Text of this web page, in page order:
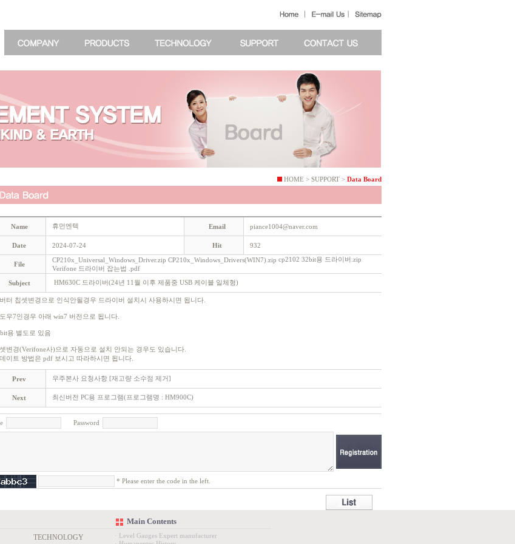
HOME > SUPPORT > Data Board
Name 휴먼엔텍 Email piance1004@naver.com
Date 2024-07-24 Hit 932
File
CP210x_Universal_Windows_Driver.zip CP210x_Windows_Drivers(WIN7).zip cp2102 32bit용 드라이버.zip
Verifone 드라이버 잡는법 .pdf
Subject
HM630C 드라이버(24년 11월 이후 제품중 USB 케이블 일체형)
터 칩셋변경으로 인식안될경우 드라이버 설치시 사용하시면 됩니다.
우7인경우 아래 win7 버전으로 됩니다.
용 별도로 있음
변경(Verifone사)으로 자동으로 설치 안되는 경우도 있습니다.
이트 방법은 pdf 보시고 따라하시면 됩니다.
Prev 우주본사 요청사항 [재고량 소수점 제거]
Next 최신버전 PC용 프로그램(프로그램명 : HM900C)
Password
* Please enter the code in the left.
Main Contents
TECHNOLOGY
· Level Gauges Expert manufacturer